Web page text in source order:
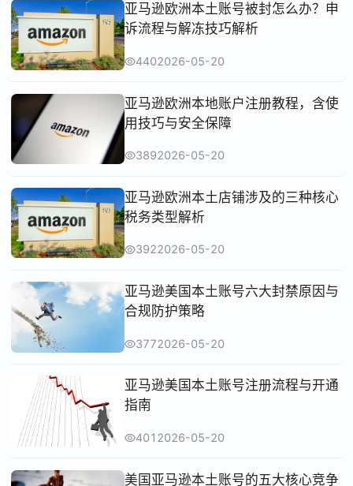
亚马逊欧洲本土账号被封怎么办？申
诉流程与解冻技巧解析
4402026-05-20
亚马逊欧洲本地账户注册教程，含使
用技巧与安全保障
3892026-05-20
亚马逊欧洲本土店铺涉及的三种核心
税务类型解析
3922026-05-20
亚马逊美国本土账号六大封禁原因与
合规防护策略
3772026-05-20
亚马逊美国本土账号注册流程与开通
指南
401 2026-05-20
美国亚马逊本土账号的五大核心竞争